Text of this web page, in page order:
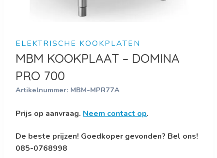
ELEKTRISCHE KOOKPLATEN
MBM KOOKPLAAT – DOMINA
PRO 700
Artikelnummer: MBM-MPR77A
Prijs op aanvraag. Neem contact op.
De beste prijzen! Goedkoper gevonden? Bel ons!
085-0768998